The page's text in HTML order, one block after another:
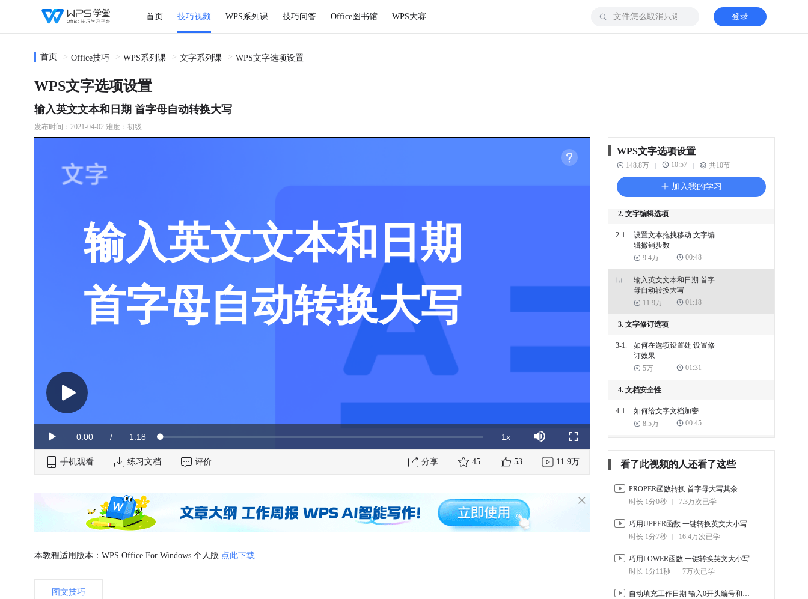
首页 技巧视频 WPS系列课 技巧问答 Office图书馆 WPS大赛 登录
首页 Office技巧 WPS系列课 文字系列课 WPS文字选项设置
WPS文字选项设置
输入英文文本和日期 首字母自动转换大写
发布时间：2021-04-02 难度：初级
Play Current
Time
0:00 / Duration
1:18 Loaded:
0%
1xPlayback
Rate
Mute Fullscreen
输入英文文本和日期
首字母自动转换大写
手机观看 练习文档 评价 分享 45 53 11.9万
本教程适用版本：WPS Office For Windows 个人版 点此下载
图文技巧
WPS文字选项设置
148.8万 10:57 共10节
加入我的学习
1. 常规设置与默认保存
1-1.
如何嵌入文档字体 防止文
4.2万
00:43
1-4.
设置常规与保存选项 给空
00:32
2. 文字编辑选项
2-1.
设置文本拖拽移动 文字编
辑撤销步数
9.4万
00:48
输入英文文本和日期 首字
母自动转换大写
11.9万
01:18
3. 文字修订选项
3-1.
如何在选项设置处 设置修
订效果
5万
01:31
4. 文档安全性
4-1.
如何给文字文档加密
8.5万
00:45
5-1.
如何在选项设置处 设置视
78.7万
02:01
如何在选项设置处 设置打
印效果
9.8万
01:27
看了此视频的人还看了这些
PROPER函数转换 首字母大写其余小写
时长 1分0秒
7.3万次已学
巧用UPPER函数 一键转换英文大小写
时长 1分7秒
16.4万次已学
巧用LOWER函数 一键转换英文大小写
时长 1分11秒
7万次已学
自动填充工作日期 输入0开头编号和分数